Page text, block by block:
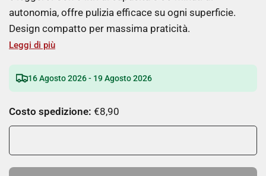
autonomia, offre pulizia efficace su ogni superficie.
Design compatto per massima praticità.
Leggi di più
16 Agosto 2026 - 19 Agosto 2026
Costo spedizione: €8,90